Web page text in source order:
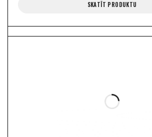
SKATĪT PRODUKTU